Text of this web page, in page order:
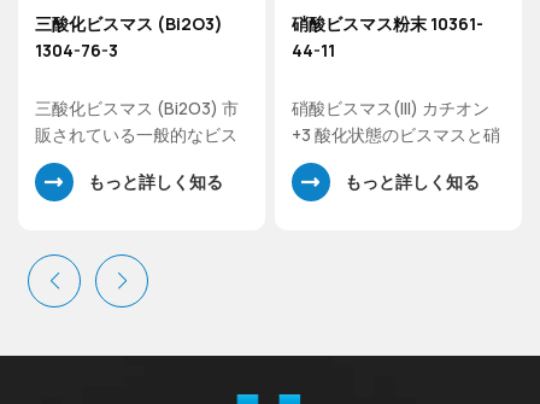
三酸化ビスマス (Bi2O3)
1304-76-3
三酸化ビスマス (Bi2O3) 市
販されている一般的なビス
マス酸化物です。三酸化ビ
スマスは、他のビスマス化
燃紙、さらには酸化鉛の代
替となる釉薬配合物に特化
もっと詳しく知る
硝酸ビスマス粉末 10361-
44-11
硝酸ビスマス(III) カチオン
+3 酸化状態のビスマスと硝
酸アニオンで構成される塩
で、最も一般的な固体の形
もっと詳しく知る